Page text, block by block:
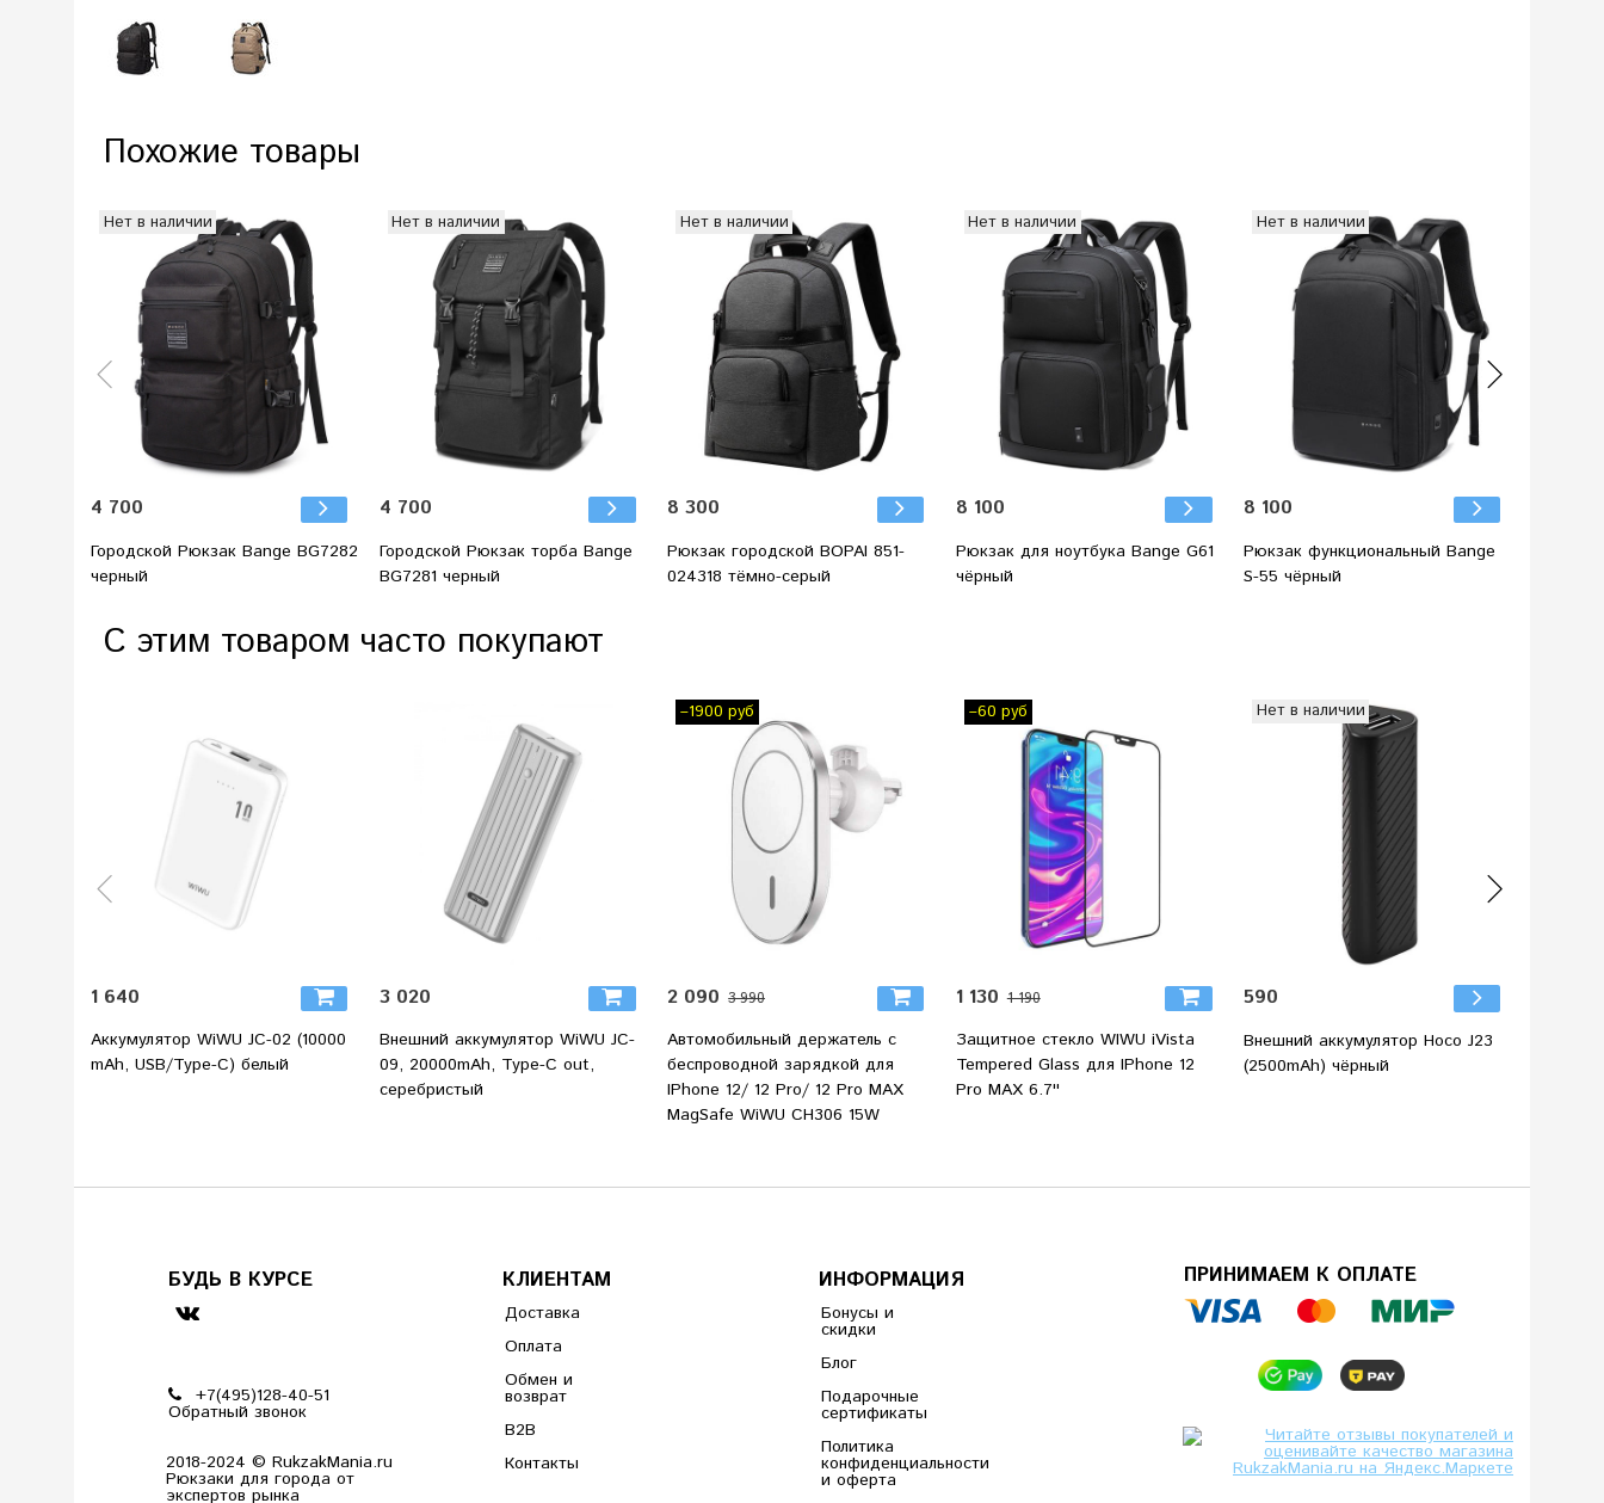
Похожие товары
Нет в наличии
4 700
Городской Рюкзак Bange BG7282
черный
Нет в наличии
4 700
Городской Рюкзак торба Bange
BG7281 черный
Нет в наличии
8 300
Рюкзак городской BOPAI 851-
024318 тёмно-серый
Нет в наличии
8 100
Рюкзак для ноутбука Bange G61
чёрный
Нет в наличии
8 100
Рюкзак функциональный Bange
S-55 чёрный
С этим товаром часто покупают
1 640
Аккумулятор WiWU JC-02 (10000
mAh, USB/Type-C) белый
3 020
Внешний аккумулятор WiWU JC-
09, 20000mAh, Type-C out,
серебристый
–1900 руб
2 090 3 990
Автомобильный держатель с
беспроводной зарядкой для
IPhone 12/ 12 Pro/ 12 Pro MAX
MagSafe WiWU CH306 15W
–60 руб
1 130 1 190
Защитное стекло WIWU iVista
Tempered Glass для IPhone 12
Pro MAX 6.7''
Нет в наличии
590
Внешний аккумулятор Hoco J23
(2500mAh) чёрный
БУДЬ В КУРСЕ
+7(495)128-40-51
Обратный звонок
2018-2024 © RukzakMania.ru
Рюкзаки для города от
экспертов рынка
КЛИЕНТАМ
Доставка
Оплата
Обмен и
возврат
B2B
Контакты
ИНФОРМАЦИЯ
Бонусы и
скидки
Блог
Подарочные
сертификаты
Политика
конфиденциальности
и оферта
ПРИНИМАЕМ К ОПЛАТЕ